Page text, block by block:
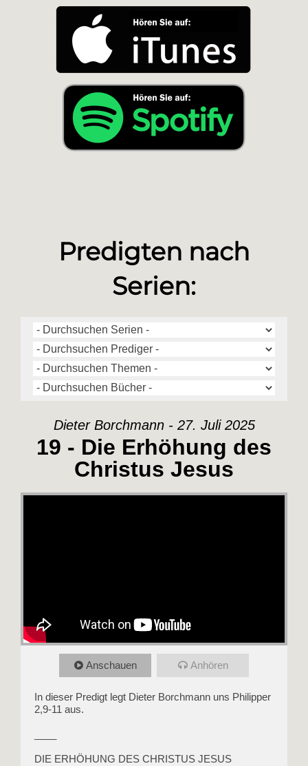
Predigten nach
Serien:
Dieter Borchmann - 27. Juli 2025
19 - Die Erhöhung des
Christus Jesus
Anschauen Anhören
In dieser Predigt legt Dieter Borchmann uns Philipper
2,9-11 aus.
DIE ERHÖHUNG DES CHRISTUS JESUS